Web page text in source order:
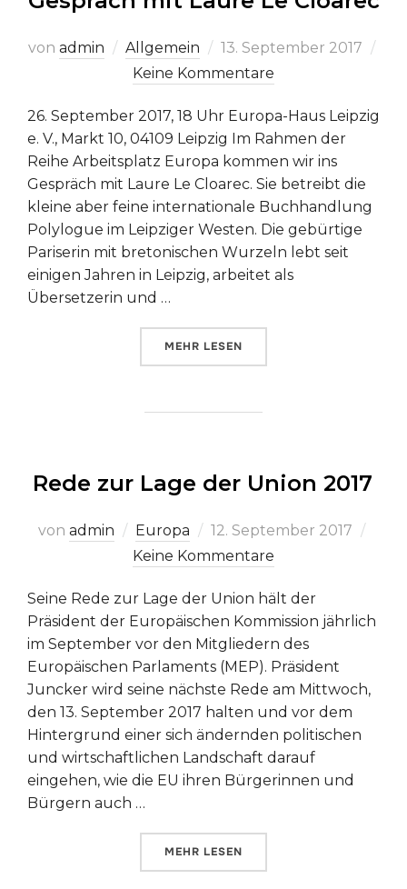
von admin Allgemein
Veröffentlicht
am
13. September 2017
Keine Kommentare
26. September 2017, 18 Uhr Europa-Haus Leipzig
e. V., Markt 10, 04109 Leipzig Im Rahmen der
Reihe Arbeitsplatz Europa kommen wir ins
Gespräch mit Laure Le Cloarec. Sie betreibt die
kleine aber feine internationale Buchhandlung
Polylogue im Leipziger Westen. Die gebürtige
Pariserin mit bretonischen Wurzeln lebt seit
einigen Jahren in Leipzig, arbeitet als
Übersetzerin und …
MEHR ÜBER „ARBEITSPLATZ EUROPA
LESEN
Rede zur Lage der Union 2017
von admin Europa
Veröffentlicht
am
12. September 2017
Keine Kommentare
Seine Rede zur Lage der Union hält der
Präsident der Europäischen Kommission jährlich
im September vor den Mitgliedern des
Europäischen Parlaments (MEP). Präsident
Juncker wird seine nächste Rede am Mittwoch,
den 13. September 2017 halten und vor dem
Hintergrund einer sich ändernden politischen
und wirtschaftlichen Landschaft darauf
eingehen, wie die EU ihren Bürgerinnen und
Bürgern auch …
MEHR ÜBER „REDE ZUR LAGE DER
LESEN